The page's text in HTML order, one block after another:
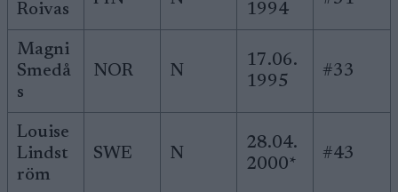
Roivas 1994
Magni
Smedå
s
NOR N
17.06.
1995
#33
Louise
Lindst
röm
SWE N
28.04.
2000*
#43